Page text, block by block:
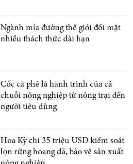
Ngành mía đường thế giới đối mặt
nhiều thách thức dài hạn
Cốc cà phê là hành trình của cả
chuỗi nông nghiệp từ nông trại đến
người tiêu dùng
Hoa Kỳ chi 35 triệu USD kiểm soát
lợn rừng hoang dã, bảo vệ sản xuất